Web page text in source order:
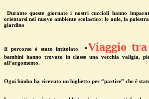
Durante queste giornate i nostri cuccioli hanno
orientarsi nel nuovo ambiente scolastico: le aule, la
giardino
Il percorso è stato intitolato “Viaggio
bambini hanno trovato in classe una vecchia valigia,
all’argomento.
Ogni bimbo ha ricevuto un biglietto per “partire” che è